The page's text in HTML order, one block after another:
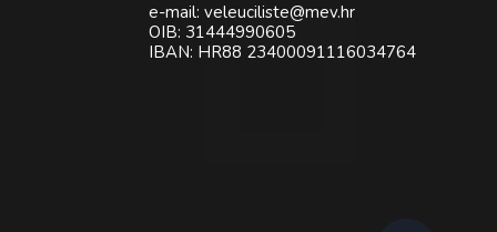
e-mail: veleuciliste@mev.hr
OIB: 31444990605
IBAN: HR88 23400091116034764